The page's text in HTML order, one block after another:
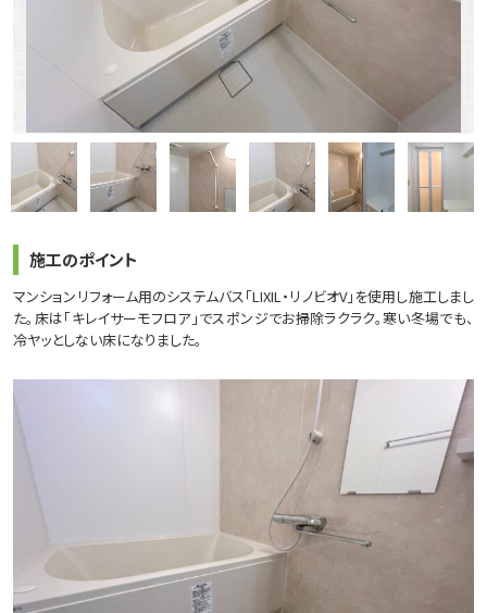
施工のポイント
マンションリフォーム用のシステムバス「LIXIL・リノビオV」を使用し施工しまし
た。床は「キレイサーモフロア」でスポンジでお掃除ラクラク。寒い冬場でも、
冷ヤッとしない床になりました。